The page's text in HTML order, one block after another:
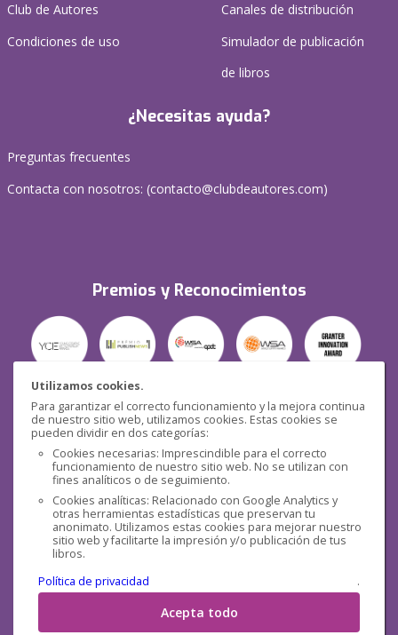
Utilizamos cookies.
Para garantizar el correcto funcionamiento y la mejora continua
de nuestro sitio web, utilizamos cookies. Estas cookies se
pueden dividir en dos categorías:
Cookies necesarias: Imprescindible para el correcto
funcionamiento de nuestro sitio web. No se utilizan con
fines analíticos o de seguimiento.
Cookies analíticas: Relacionado con Google Analytics y
otras herramientas estadísticas que preservan tu
anonimato. Utilizamos estas cookies para mejorar nuestro
sitio web y facilitarte la impresión y/o publicación de tus
libros.
Política de privacidad
.
Acepta todo
Club de Autores
Condiciones de uso
Canales de distribución
Simulador de publicación
de libros
¿Necesitas ayuda?
Preguntas frecuentes
Contacta con nosotros: (contacto@clubdeautores.com)
Premios y Reconocimientos
Seguridad
Redes sociales